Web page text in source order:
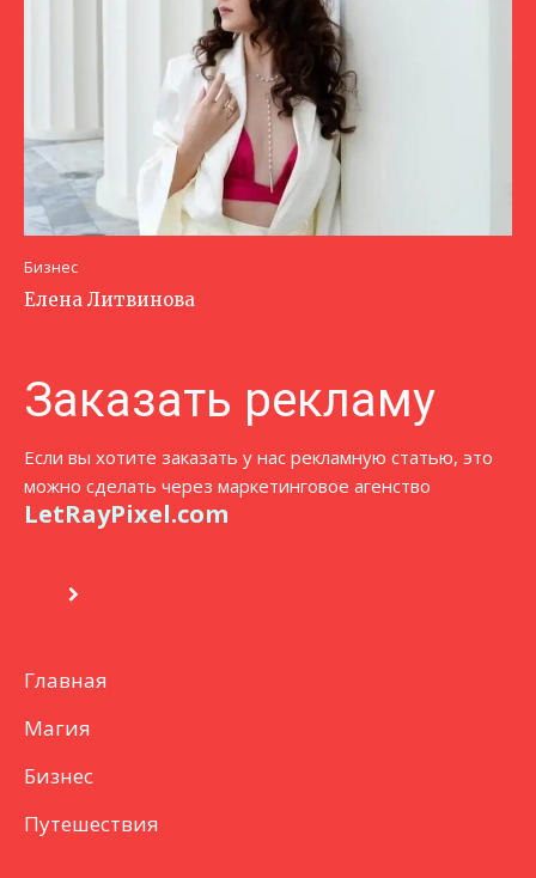
Бизнес
Елена Литвинова
Заказать рекламу
Если вы хотите заказать у нас рекламную статью, это
можно сделать через маркетинговое агенство
LetRayPixel.com
Главная
Магия
Бизнес
Путешествия